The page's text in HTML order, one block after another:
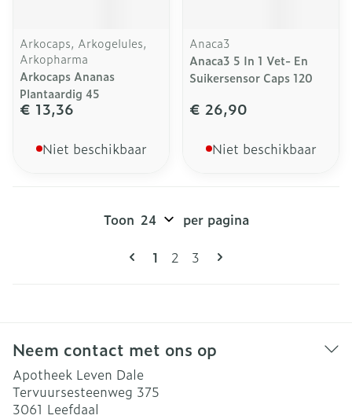
Arkocaps, Arkogelules,
Arkopharma
Arkocaps Ananas
Plantaardig 45
€ 13,36
Niet beschikbaar
Anaca3
Anaca3 5 In 1 Vet- En
Suikersensor Caps 120
€ 26,90
Niet beschikbaar
Pagina's
U lees momenteel pagina
1 Pagina
2 Pagina
3
Toon per pagina
Neem contact met ons op
Apotheek Leven Dale
Tervuursesteenweg 375
3061 Leefdaal